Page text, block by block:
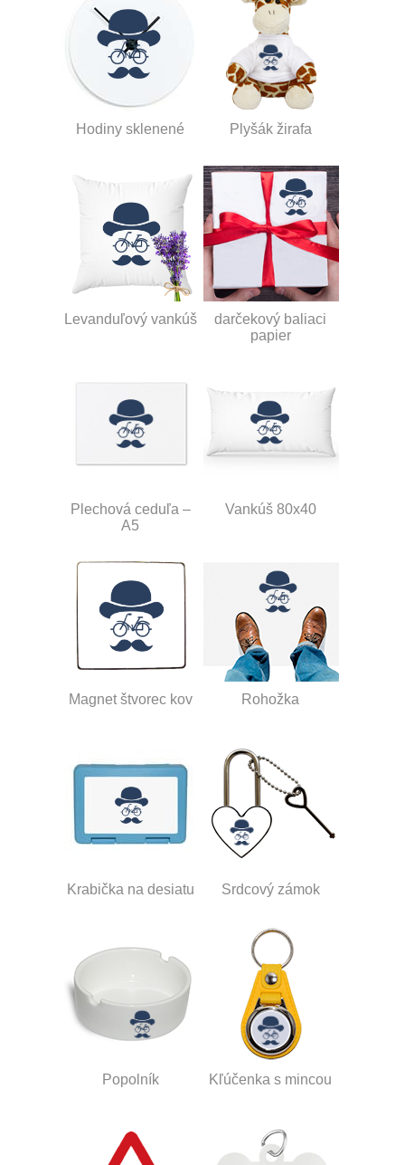
Hodiny sklenené Plyšák žirafa
Levanduľový vankúš
darčekový baliaci
papier
Plechová ceduľa –
A5
Vankúš 80x40
Magnet štvorec kov Rohožka
Krabička na desiatu Srdcový zámok
Popolník Kľúčenka s mincou